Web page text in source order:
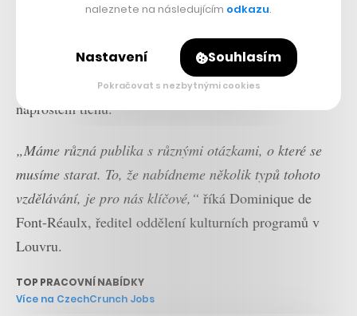
mnohem komplexněji. Bere to jako nutný posun vstříc
moderním technologiím, které dokáží umění jako takové
více přiblížit mladším generacím, které si zkrátka
nemusí potrpět na standardním postáváním u obrazů v
naprostém tichu.
„Máme různá publika s různými otázkami, o které se
musíme starat. To, že nabídneme několik typů tohoto
vzdělávání, je pro nás klíčové,“ říká Dominique de
Font-Réaulx, ředitel oddělení kulturních programů v
Louvru.
TOP PRACOVNÍ NABÍDKY
Více na CzechCrunch Jobs
naleznete na následujícím odkazu.
Nastavení Souhlasím
Pokračovat s nezbytnými cookies